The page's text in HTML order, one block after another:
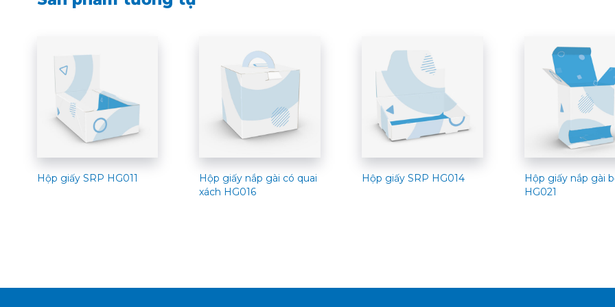
Hộp giấy SRP HG011
Hộp giấy nắp gài có quai
xách HG016
Hộp giấy SRP HG014
Hộp giấy nắp gài
HG021